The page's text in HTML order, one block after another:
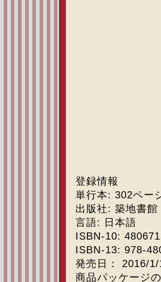
登録情報
単行本: 302ペー
出版社: 築地書
言語: 日本語
ISBN-10:
ISBN-13: 978-
発売日： 2016/1/
商品パッケージ